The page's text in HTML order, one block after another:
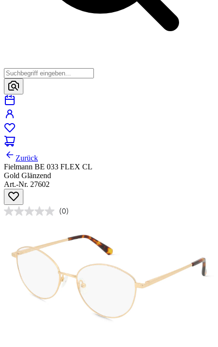
Zurück
Fielmann BE 033 FLEX CL
Gold Glänzend
Art.-Nr. 27602
(0)